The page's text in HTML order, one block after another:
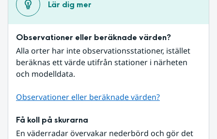
Lär dig mer
Observationer eller beräknade värden?
Alla orter har inte observationsstationer, istället
beräknas ett värde utifrån stationer i närheten
och modelldata.
Observationer eller beräknade värden?
Få koll på skurarna
En väderradar övervakar nederbörd och gör det